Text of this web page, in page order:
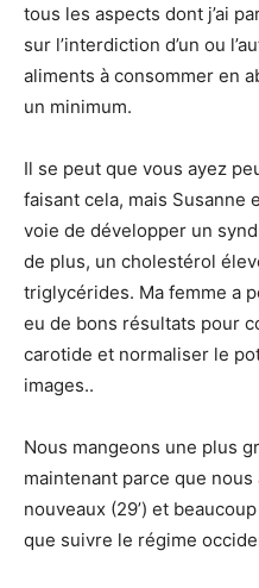
tous les aspects dont j’ai
sur l’interdiction d’un ou
aliments à consommer en
un minimum.
Il se peut que vous ayez
faisant cela, mais Susanne
voie de développer un
de plus, un cholestérol
triglycérides. Ma femme a
eu de bons résultats pour
carotide et normaliser le
images..
Nous mangeons une plus
maintenant parce que
nouveaux (29’) et
que suivre le régime